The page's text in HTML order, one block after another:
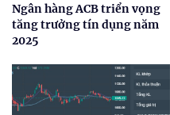
Ngân hàng ACB triển vọng
tăng trưởng tín dụng năm
2025